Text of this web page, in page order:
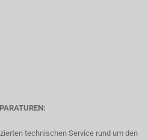
technischen Service rund um den